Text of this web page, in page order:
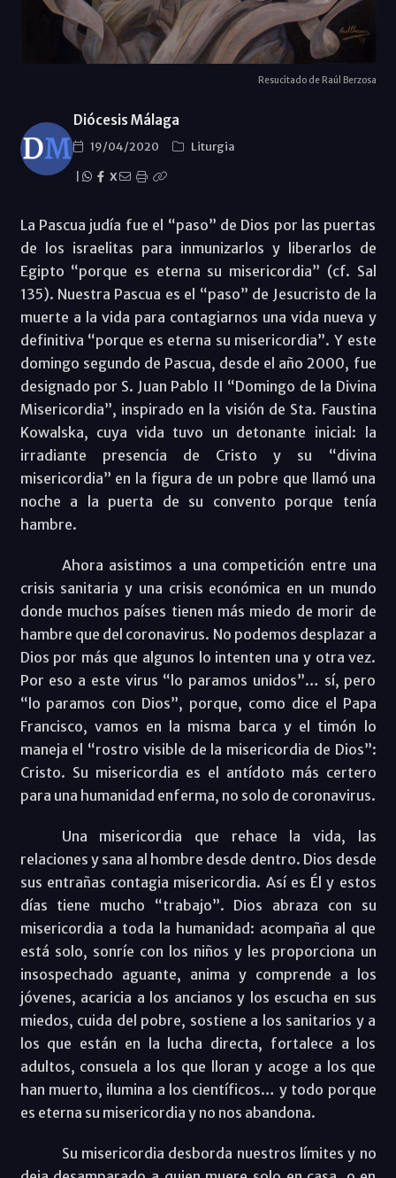
Resucitado de Raúl Berzosa
Diócesis Málaga
19/04/2020
Liturgia
X
La Pascua judía fue el “paso” de Dios por las puertas
de los israelitas para inmunizarlos y liberarlos de
Egipto “porque es eterna su misericordia” (cf. Sal
135). Nuestra Pascua es el “paso” de Jesucristo de la
muerte a la vida para contagiarnos una vida nueva y
definitiva “porque es eterna su misericordia”. Y este
domingo segundo de Pascua, desde el año 2000, fue
designado por S. Juan Pablo II “Domingo de la Divina
Misericordia”, inspirado en la visión de Sta. Faustina
Kowalska, cuya vida tuvo un detonante inicial: la
irradiante presencia de Cristo y su “divina
misericordia” en la figura de un pobre que llamó una
noche a la puerta de su convento porque tenía
hambre.
Ahora asistimos a una competición entre una
crisis sanitaria y una crisis económica en un mundo
donde muchos países tienen más miedo de morir de
hambre que del coronavirus. No podemos desplazar a
Dios por más que algunos lo intenten una y otra vez.
Por eso a este virus “lo paramos unidos”… sí, pero
“lo paramos con Dios”, porque, como dice el Papa
Francisco, vamos en la misma barca y el timón lo
maneja el “rostro visible de la misericordia de Dios”:
Cristo. Su misericordia es el antídoto más certero
para una humanidad enferma, no solo de coronavirus.
Una misericordia que rehace la vida, las
relaciones y sana al hombre desde dentro. Dios desde
sus entrañas contagia misericordia. Así es Él y estos
días tiene mucho “trabajo”. Dios abraza con su
misericordia a toda la humanidad: acompaña al que
está solo, sonríe con los niños y les proporciona un
insospechado aguante, anima y comprende a los
jóvenes, acaricia a los ancianos y los escucha en sus
miedos, cuida del pobre, sostiene a los sanitarios y a
los que están en la lucha directa, fortalece a los
adultos, consuela a los que lloran y acoge a los que
han muerto, ilumina a los científicos… y todo porque
es eterna su misericordia y no nos abandona.
Su misericordia desborda nuestros límites y no